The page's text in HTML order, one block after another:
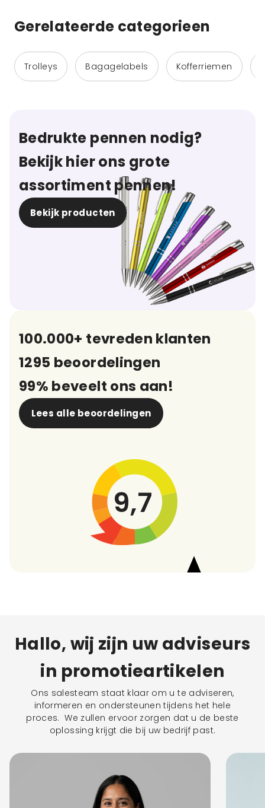
Gerelateerde categorieen
Trolleys Bagagelabels Kofferriemen
Bedrukte pennen nodig?
Bekijk hier ons grote
assortiment pennen!
Bekijk producten
100.000+ tevreden klanten
1295 beoordelingen
99% beveelt ons aan!
Lees alle beoordelingen
9,7
Hallo, wij zijn uw adviseurs
in promotieartikelen
Ons salesteam staat klaar om u te adviseren,
informeren en ondersteunen tijdens het hele
proces. We zullen ervoor zorgen dat u de beste
oplossing krijgt die bij uw bedrijf past.